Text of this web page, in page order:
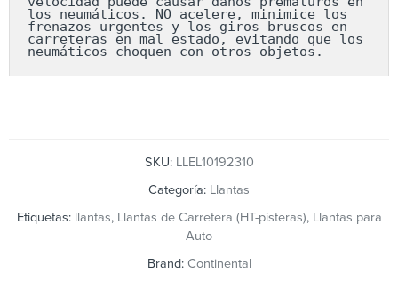
los neumáticos. NO acelere, minimice los
frenazos urgentes y los giros bruscos en
carreteras en mal estado, evitando que los
neumáticos choquen con otros objetos.
SKU: LLEL10192310
Categoría: Llantas
Etiquetas: llantas, Llantas de Carretera (HT-pisteras), Llantas para
Auto
Brand: Continental